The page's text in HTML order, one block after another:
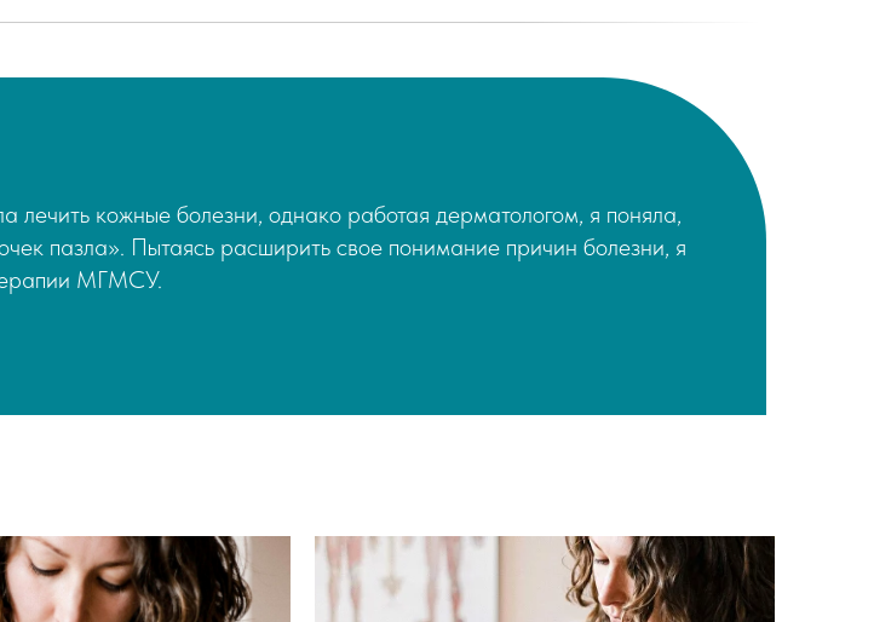
кожные болезни, однако работая дерматологом, я поняла,
пазла». Пытаясь расширить свое понимание причин болезни, я
МГМСУ.